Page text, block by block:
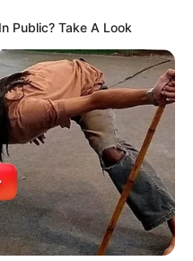
dengan senyuman dan
THALITA LATIEF
Public? Take A Look